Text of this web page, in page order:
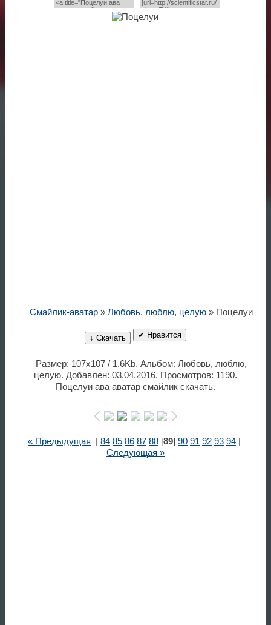
Смайлик-аватар »Любовь, люблю, целую » Поцелуи
↓ Скачать ✔ Нравится
Размер: 107x107 / 1.6Kb. Альбом: Любовь, люблю,
целую. Добавлен: 03.04.2016. Просмотров: 1190.
Поцелуи ава аватар смайлик скачать.
« Предыдущая 84 85 86 87 88[89] 90 91 92 93 94|
Следующая »